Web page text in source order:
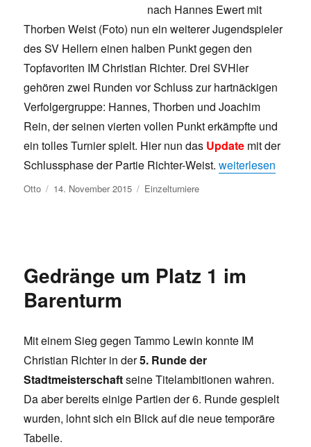
nach Hannes Ewert mit
Thorben Weist (Foto) nun ein weiterer Jugendspieler
des SV Hellern einen halben Punkt gegen den
Topfavoriten IM Christian Richter. Drei SVHler
gehören zwei Runden vor Schluss zur hartnäckigen
Verfolgergruppe: Hannes, Thorben und Joachim
Rein, der seinen vierten vollen Punkt erkämpfte und
ein tolles Turnier spielt. Hier nun das Update mit der
Schlussphase der Partie Richter-Weist.„Er hat es auch
weiterlesen
Autor
Otto Veröffentlicht
am
14. November 2015 Kategorien
Einzelturniere
Gedränge um Platz 1 im
Barenturm
Mit einem Sieg gegen Tammo Lewin konnte IM
Christian Richter in der5. Runde der
Stadtmeisterschaftseine Titelambitionen wahren.
Da aber bereits einige Partien der 6. Runde gespielt
wurden, lohnt sich ein Blick auf die neue temporäre
Tabelle.